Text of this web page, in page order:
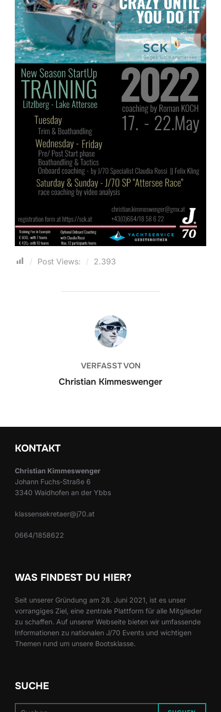
Post Views: 2.393
BEITRAGSAUTOR
VERFASST VON
Christian Kimmeswenger
KONTAKT
Christian Kimmeswenger
Johann Fuchs-Straße 6
3340 Waidhofen an der Ybbs
klassensekretaer@j70.at
0664/1858622
WAS FINDEST DU HIER?
Seit unserer Gründung am 28. Juni 2021, ist es unser
vorrangiges Ziel, eine zentrale Plattform für alle Mitglieder
zu schaffen. Auf unserer Webseite bieten wir umfassende
Informationen zu nationalen J/70 Events und wichtigen
Themen rund um unsere Bootsklasse.
SUCHE